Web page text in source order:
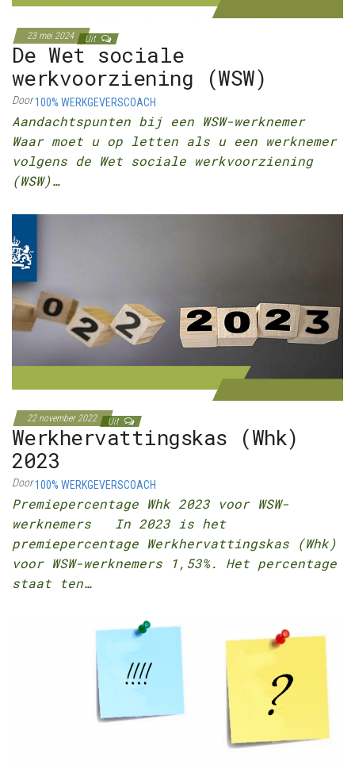
23 mei 2024 Uit
De Wet sociale
werkvoorziening (WSW)
Door100% WERKGEVERSCOACH
Aandachtspunten bij een WSW-werknemer
Waar moet u op letten als u een werknemer
volgens de Wet sociale werkvoorziening
(WSW)…
22 november 2022 Uit
Werkhervattingskas (Whk)
2023
Door100% WERKGEVERSCOACH
Premiepercentage Whk 2023 voor WSW-
werknemers In 2023 is het
premiepercentage Werkhervattingskas (Whk)
voor WSW-werknemers 1,53%. Het percentage
staat ten…